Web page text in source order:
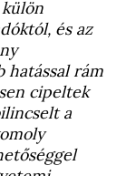
és az
hatással rám
cipeltek
a